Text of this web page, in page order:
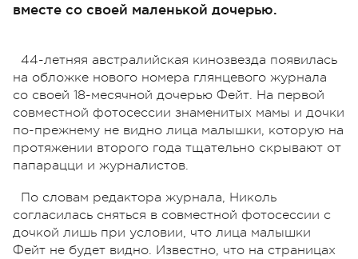
вместе со своей маленькой дочерью.
44-летняя австралийская кинозвезда появилась
на обложке нового номера глянцевого журнала
со своей 18-месячной дочерью Фейт. На первой
совместной фотосессии знаменитых мамы и дочки
по-прежнему не видно лица малышки, которую на
протяжении второго года тщательно скрывают от
папарацци и журналистов.
По словам редактора журнала, Николь
согласилась сняться в совместной фотосессии с
дочкой лишь при условии, что лица малышки
Фейт не будет видно. Известно, что на страницах